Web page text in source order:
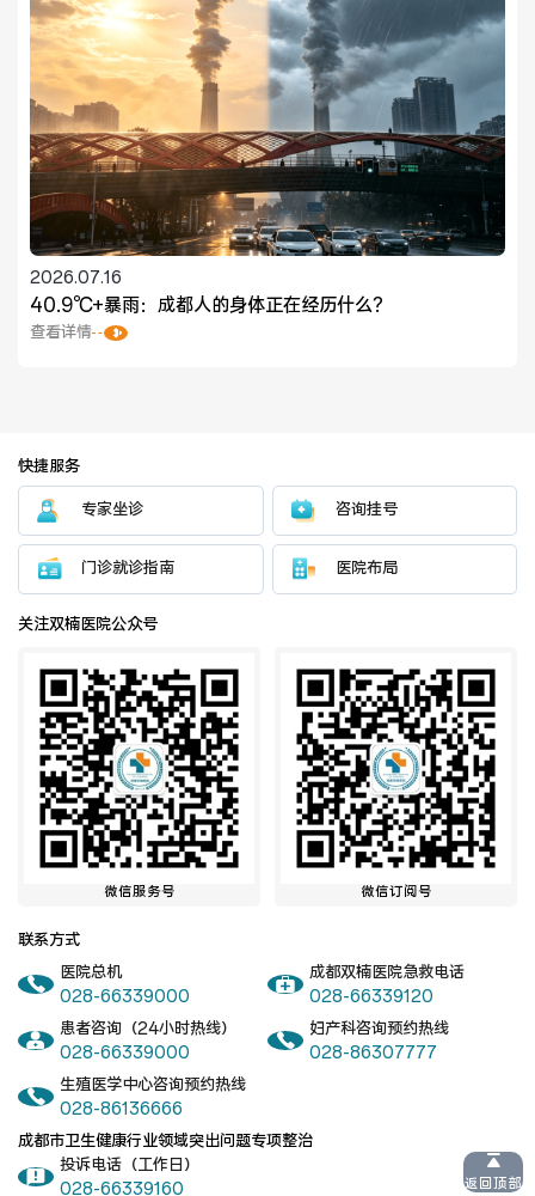
2026.07.16
40.9℃+暴雨：成都人的身体正在经历什么？
查看详情
快捷服务
专家坐诊 咨询挂号
门诊就诊指南 医院布局
关注双楠医院公众号
微信服务号 微信订阅号
联系方式
医院总机
028-66339000
成都双楠医院急救电话
028-66339120
患者咨询（24小时热线）
028-66339000
妇产科咨询预约热线
028-86307777
生殖医学中心咨询预约热线
028-86136666
成都市卫生健康行业领域突出问题专项整治
投诉电话（工作日）
028-66339160
返回顶部